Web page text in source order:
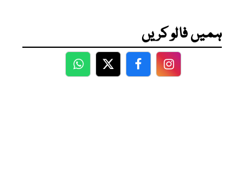
ہمیں فالو کریں
WhatsApp
TwitterFacebookFacebook